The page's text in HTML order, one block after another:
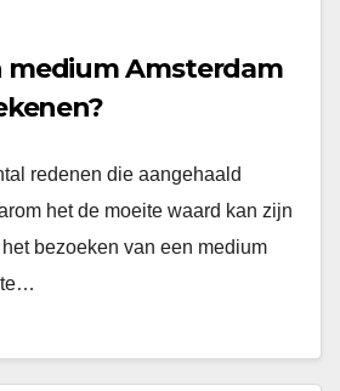
medium Amsterdam
redenen die aangehaald
het de moeite waard kan zijn
bezoeken van een medium